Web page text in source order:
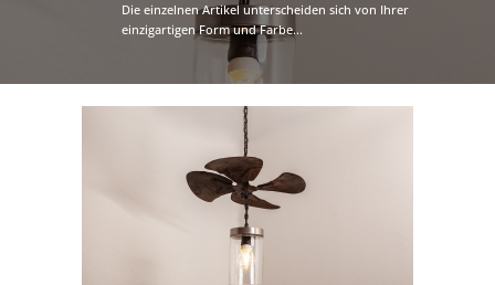
Die einzelnen Artikel unterscheiden sich von Ihrer
einzigartigen Form und Farbe...